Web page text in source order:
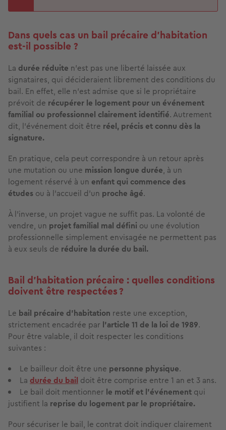
Dans quels cas un bail précaire d’habitation
est-il possible ?
La durée réduite n’est pas une liberté laissée aux
signataires, qui décideraient librement des conditions du
bail. En effet, elle n’est admise que si le propriétaire
prévoit de récupérer le logement pour un événement
familial ou professionnel clairement identifié. Autrement
dit, l’événement doit être réel, précis et connu dès la
signature.
En pratique, cela peut correspondre à un retour après
une mutation ou une mission longue durée, à un
logement réservé à un enfant qui commence des
études ou à l’accueil d’un proche âgé.
À l’inverse, un projet vague ne suffit pas. La volonté de
vendre, un projet familial mal défini ou une évolution
professionnelle simplement envisagée ne permettent pas
à eux seuls de réduire la durée du bail.
Bail d’habitation précaire : quelles conditions
doivent être respectées ?
Le bail précaire d’habitation reste une exception,
strictement encadrée par l’article 11 de la loi de 1989.
Pour être valable, il doit respecter les conditions
suivantes :
Le bailleur doit être une personne physique.
La durée du bail doit être comprise entre 1 an et 3 ans.
Le bail doit mentionner le motif et l’événement qui
justifient la reprise du logement par le propriétaire.
Pour sécuriser le bail, le contrat doit indiquer clairement